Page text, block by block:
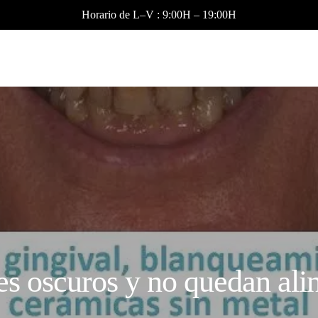
Horario de L–V : 9:00H – 19:00H
oscuros y no quedan